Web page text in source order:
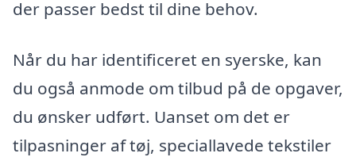
der passer bedst til dine behov.
Når du har identificeret en syerske, kan
du også anmode om tilbud på de opgaver,
du ønsker udført. Uanset om det er
tilpasninger af tøj, speciallavede tekstiler